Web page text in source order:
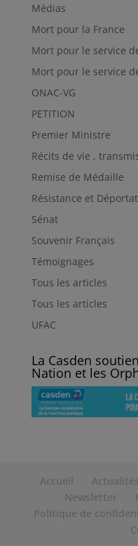
Médias
Mort pour la France
Mort pour le service
Mort pour le service
ONAC-VG
PETITION
Premier Ministre
Récits de vie ,
Remise de Médaille
Résistance et
Sénat
Souvenir Français
Témoignages
Tous les articles
Tous les articles
UFAC
La Casden
Nation et les
Accueil Actualités
Newsletter
Politique de